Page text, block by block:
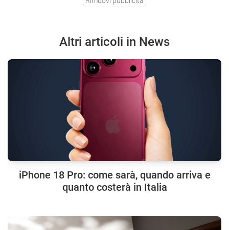
Altri articoli in News
iPhone 18 Pro: come sarà, quando arriva e
quanto costerà in Italia